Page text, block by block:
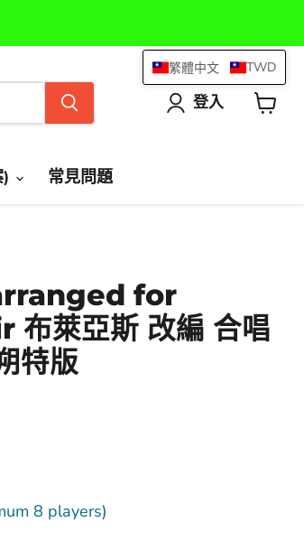
登入
常見問題
for
萊亞斯 改編 合唱
特版
8 players)
繁體中文 TWD